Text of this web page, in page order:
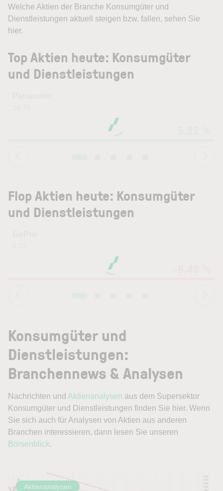
Welche Aktien der Branche Konsumgüter und
Dienstleistungen aktuell steigen bzw. fallen, sehen Sie
hier.
Top Aktien heute: Konsumgüter
und Dienstleistungen
Flop Aktien heute: Konsumgüter
und Dienstleistungen
Konsumgüter und
Dienstleistungen:
Branchennews & Analysen
Nachrichten und Aktienanalysen aus dem Supersektor
Konsumgüter und Dienstleistungen finden Sie hier. Wenn
Sie sich auch für Analysen von Aktien aus anderen
Branchen interessieren, dann lesen Sie unseren
Börsenblick.
Aktienanalysen